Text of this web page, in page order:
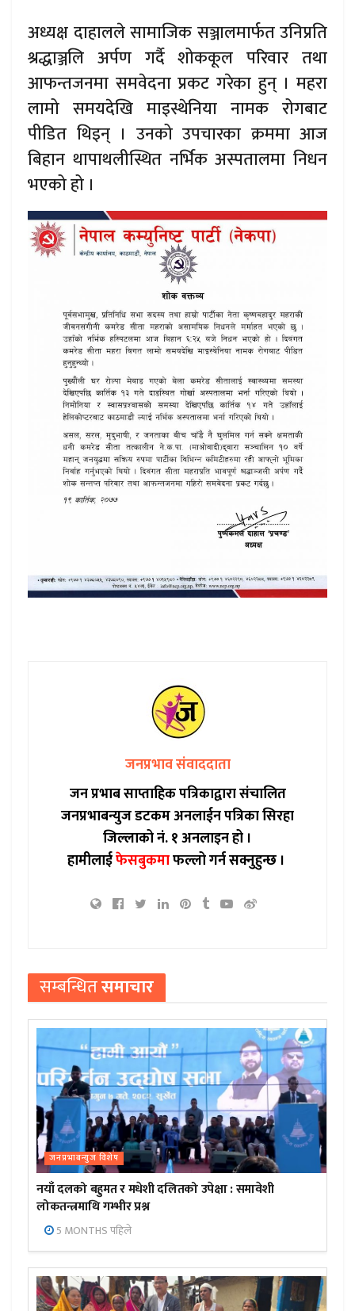
अध्यक्ष दाहालले सामाजिक सञ्जालमार्फत उनिप्रति
श्रद्धाञ्जलि अर्पण गर्दै शोककूल परिवार तथा
आफन्तजनमा समवेदना प्रकट गरेका हुन् । महरा
लामो समयदेखि माइस्थेनिया नामक रोगबाट
पीडित थिइन् । उनको उपचारका क्रममा आज
बिहान थापाथलीस्थित नर्भिक अस्पतालमा निधन
भएको हो ।
जनप्रभाव संवाददाता
जन प्रभाब साप्ताहिक पत्रिकाद्वारा संचालित
जनप्रभाबन्युज डटकम अनलाईन पत्रिका सिरहा
जिल्लाको नं. १ अनलाइन हो ।
हामीलाईफेसबुकमाफल्लो गर्न सक्नुहुन्छ ।
सम्बन्धितसमाचार
जनप्रभाबन्युज विशेष
नयाँ दलको बहुमत र मधेशी दलितको उपेक्षा : समावेशी
लोकतन्त्रमाथि गम्भीर प्रश्न
5 MONTHS पहिले